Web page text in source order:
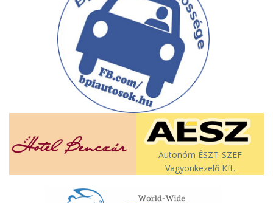
Autonóm ÉSZT-SZEF
Vagyonkezelő Kft.